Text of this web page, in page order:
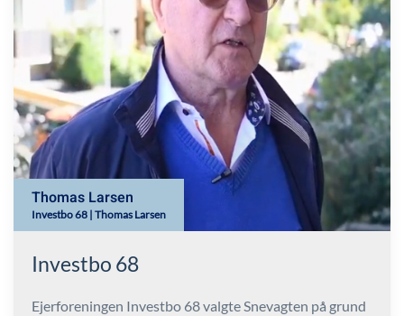
Thomas Larsen
Investbo 68 | Thomas Larsen
Investbo 68
Ejerforeningen Investbo 68 valgte Snevagten på grund